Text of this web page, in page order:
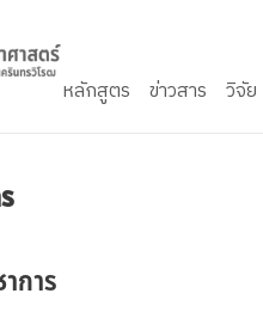
หลักสูตร
ข่าวสาร วิจัย
การ